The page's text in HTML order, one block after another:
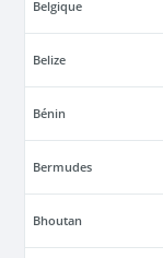
Belgique
Belize
Bénin
Bermudes
Bhoutan